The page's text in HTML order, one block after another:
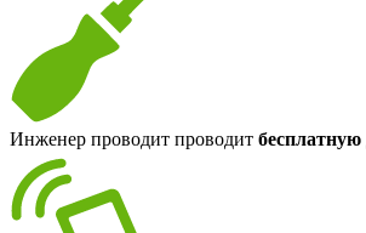
Инженер проводит проводит бесплатную